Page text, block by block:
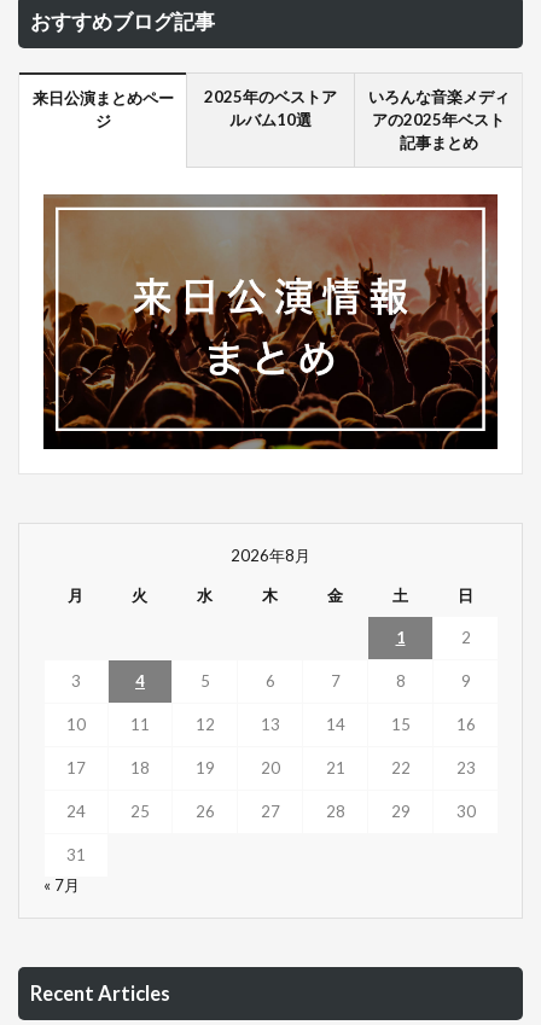
おすすめブログ記事
来日公演まとめペー
ジ
2025年のベストア
ルバム10選
いろんな音楽メディ
アの2025年ベスト
記事まとめ
2026年8月
月 火 水 木 金 土 日
1 2
3 4 5 6 7 8 9
10 11 12 13 14 15 16
17 18 19 20 21 22 23
24 25 26 27 28 29 30
31
« 7月
Recent Articles